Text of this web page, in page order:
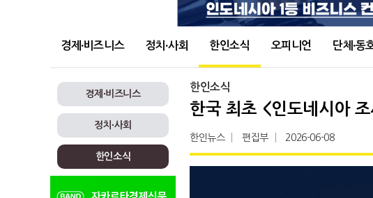
경제∙비즈니스 정치∙사회 한인소식 오피니언 단체∙동
경제∙비즈니스
정치∙사회
한인소식
한인소식
한국 최초 <인도네시아
한인뉴스 편집부 2026-06-08